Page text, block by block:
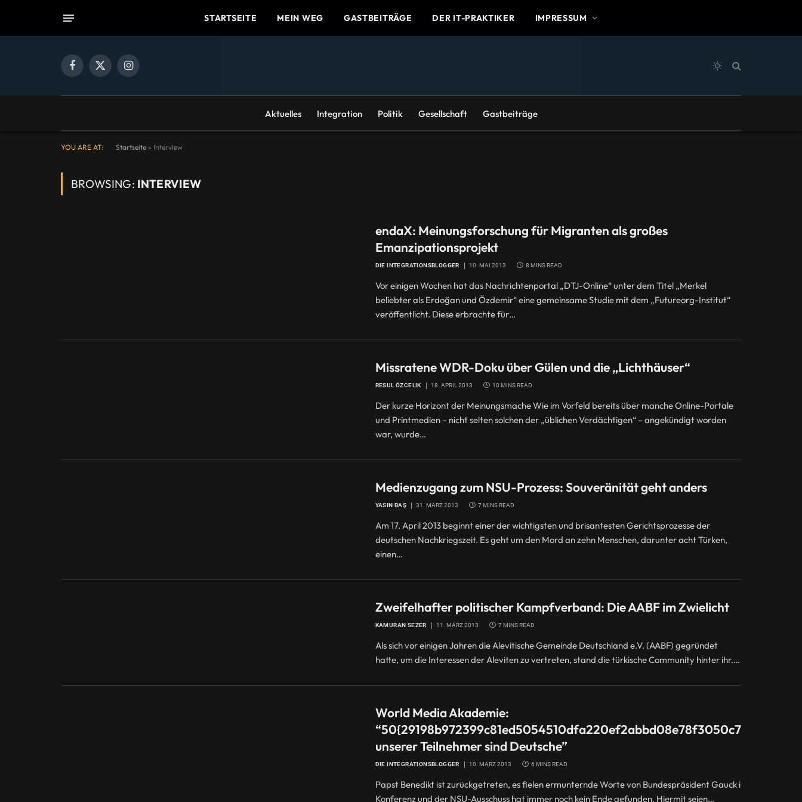
STARTSEITE MEIN WEG GASTBEITRÄGE DER IT-PRAKTIKER IMPRESSUM
Facebook
X
Instagram
Aktuelles Integration Politik Gesellschaft Gastbeiträge
YOU ARE AT: Startseite » Interview
BROWSING: INTERVIEW
endaX: Meinungsforschung für Migranten als großes
Emanzipationsprojekt
DIE INTEGRATIONSBLOGGER 10. MAI 2013 8 MINS READ
Vor einigen Wochen hat das Nachrichtenportal „DTJ-Online“ unter dem Titel „Merkel
beliebter als Erdoğan und Özdemir“ eine gemeinsame Studie mit dem „Futureorg-Institut“
veröffentlicht. Diese erbrachte für…
Missratene WDR-Doku über Gülen und die „Lichthäuser“
RESUL ÖZCELIK 18. APRIL 2013 10 MINS READ
Der kurze Horizont der Meinungsmache Wie im Vorfeld bereits über manche Online-Portale
und Printmedien – nicht selten solchen der „üblichen Verdächtigen“ – angekündigt worden
war, wurde…
Medienzugang zum NSU-Prozess: Souveränität geht anders
YASIN BAŞ 31. MÄRZ 2013 7 MINS READ
Am 17. April 2013 beginnt einer der wichtigsten und brisantesten Gerichtsprozesse der
deutschen Nachkriegszeit. Es geht um den Mord an zehn Menschen, darunter acht Türken,
einen…
Zweifelhafter politischer Kampfverband: Die AABF im Zwielicht
KAMURAN SEZER 11. MÄRZ 2013 7 MINS READ
Als sich vor einigen Jahren die Alevitische Gemeinde Deutschland e.V. (AABF) gegründet
hatte, um die Interessen der Aleviten zu vertreten, stand die türkische Community hinter ihr.…
World Media Akademie:
unserer Teilnehmer sind Deutsche”
DIE INTEGRATIONSBLOGGER 10. MÄRZ 2013 6 MINS READ
Papst Benedikt ist zurückgetreten, es fielen ermunternde Worte von Bundespräsident Gauck in der Jungen
Konferenz und der NSU-Ausschuss hat immer noch kein Ende gefunden. Hiermit seien…